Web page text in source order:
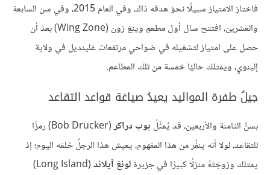
فاختارَ الامتياز سبيلًا نحوَ هدفه ذاك، وفي العام 2015، وفي سن السابعة
والعشرين، افتتح سال أول مطعمِ وينغ زون (Wing Zone) بعدَ أن
حصل على امتياز لتشغيله في ضواحي مرتفعات غلينديل في ولاية
إلينوي، ويمتلك حاليًا خمسة من تلك المطاعم.
جيلُ طفرة المواليد يعيدُ صياغة قواعد التقاعد
بسنِّ الثامنة والأربعين، قد يُمثِّلُ بوب دراكر
(Bob Drucker) رمزًا
للتقاعد، لولا أنه ينفُر من هذا المفهوم، يعيش هذا الرجلُ حُلمَه اليوم؛ إذ
يمتلك وزوجَتَهُ منزلًا كبيرًا في جزيرةلونغ آيلاند
(Long Island)